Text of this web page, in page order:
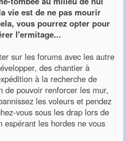
vie est de ne pas mourir
vous pourrez opter pour
l'ermitage...
sur les forums avec les autre
des chantier à
à la recherche de
de pouvoir renforcer les mur,
les voleurs et pendez
vous sous les drap lors de
espérant les hordes ne vous